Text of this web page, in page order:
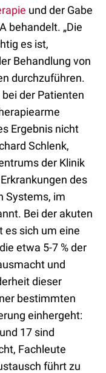
und der Gabe
behandelt. „Die
es ist,
Behandlung von
durchzuführen.
der Patienten
Ergebnis nicht
Schlenk,
der Klinik
des
Systems, im
Bei der akuten
es sich um eine
etwa 5-7 % der
und
dieser
bestimmten
einhergeht:
17 sind
Fachleute
führt zu